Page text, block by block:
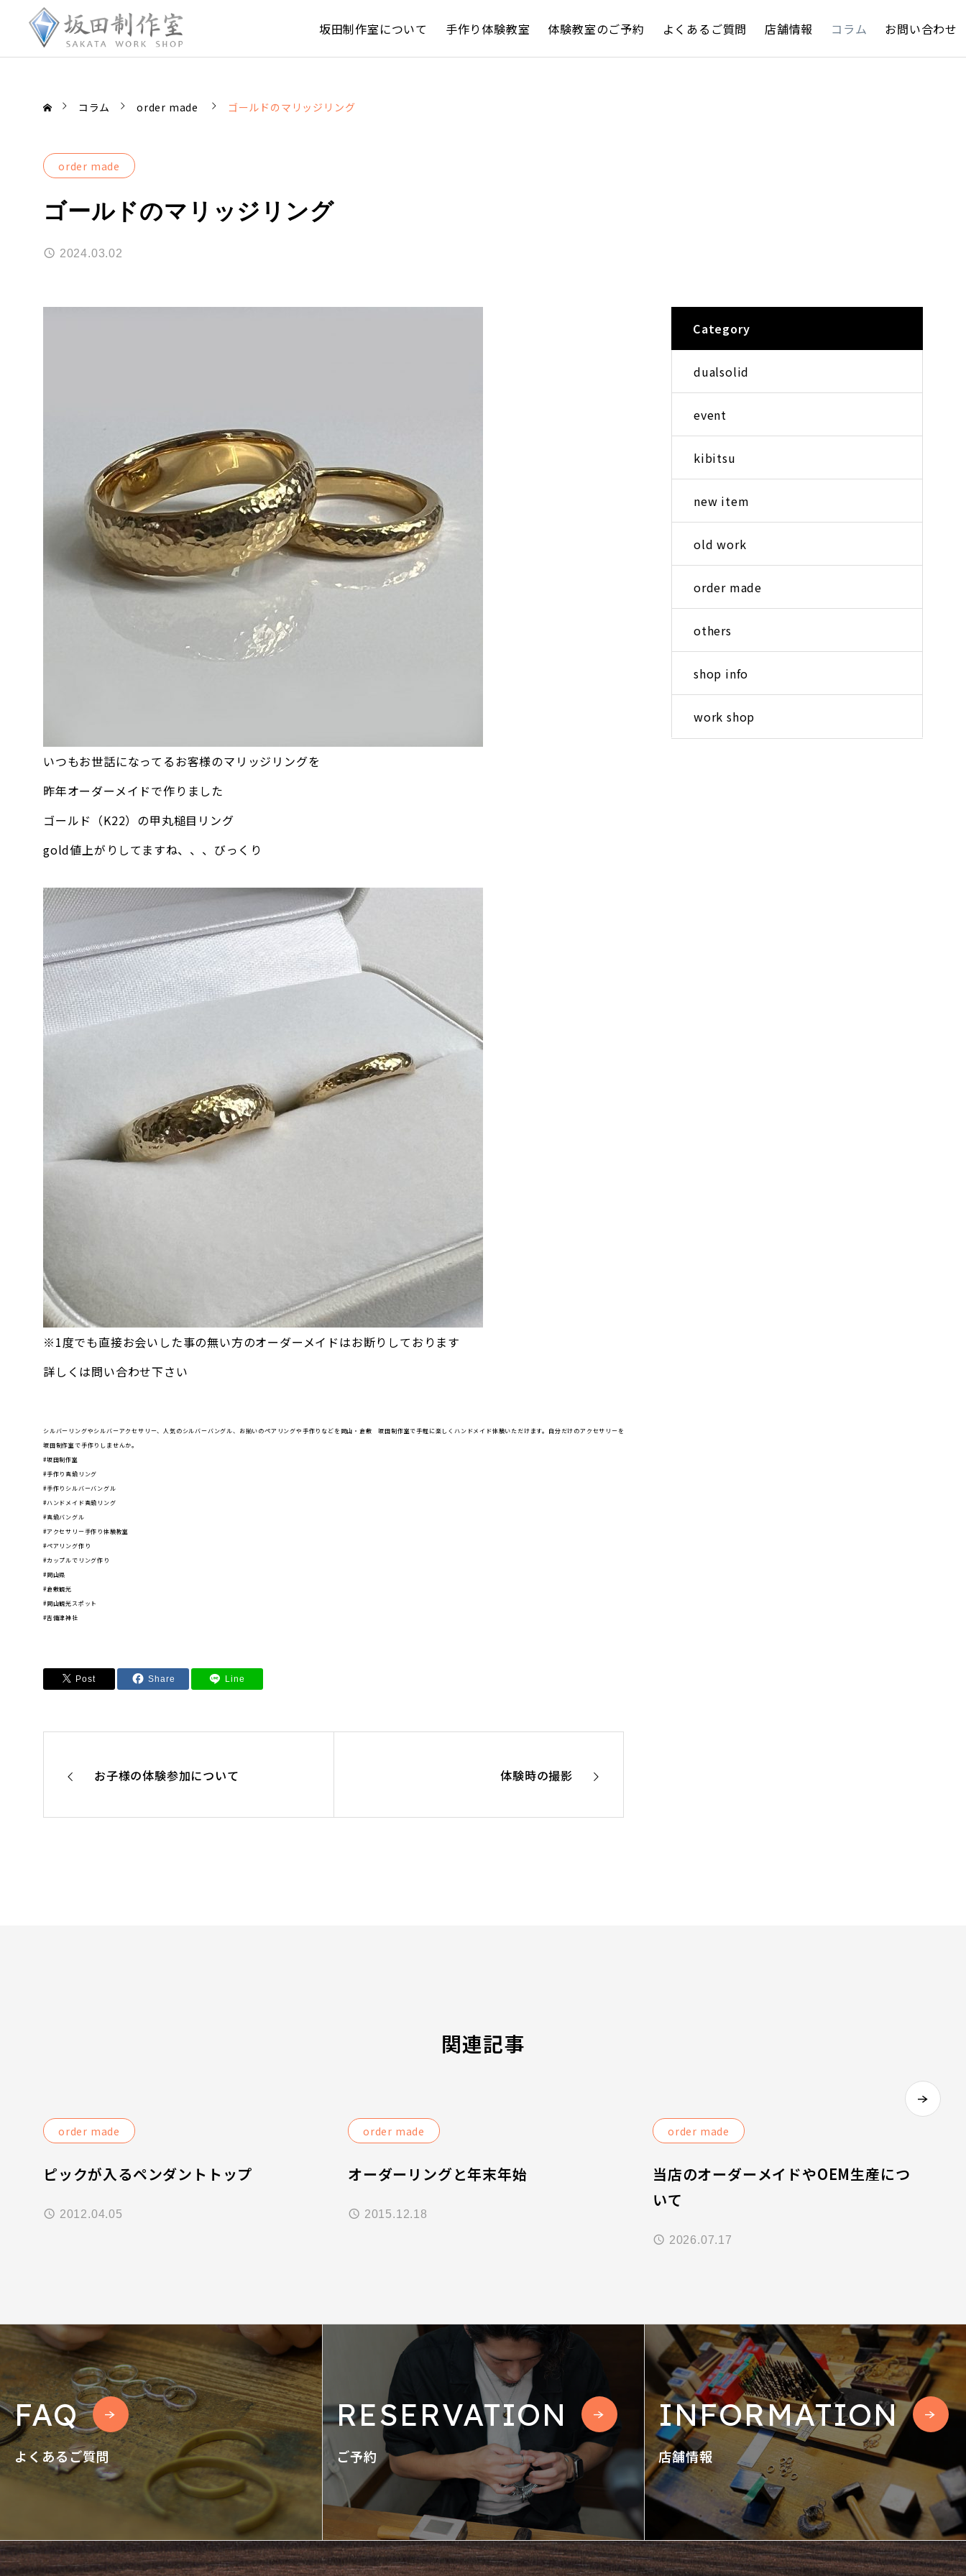
坂田制作室について 手作り体験教室 体験教室のご予約 よくあるご質問 店舗情報 コラム お問い合わせ
コラム order made ゴールドのマリッジリング
order made
ゴールドのマリッジリング
2024.03.02
いつもお世話になってるお客様のマリッジリングを
昨年オーダーメイドで作りました
ゴールド（K22）の甲丸槌目リング
gold値上がりしてますね、、、びっくり
※1度でも直接お会いした事の無い方のオーダーメイドはお断りしております
詳しくは問い合わせ下さい
シルバーリングやシルバーアクセサリー、人気のシルバーバングル、お揃いのペアリングや手作りなどを岡山・倉敷 坂田制作室で手軽に楽しくハンドメイド体験いただけます。自分だけのアクセサリーを
坂田制作室で手作りしませんか。
#坂田制作室
#手作り真鍮リング
#手作りシルバーバングル
#ハンドメイド真鍮リング
#真鍮バングル
#アクセサリー手作り体験教室
#ペアリング作り
#カップルでリング作り
#岡山県
#倉敷観光
#岡山観光スポット
#吉備津神社
Post Share Line
お子様の体験参加について 体験時の撮影
Category
dualsolid
event
kibitsu
new item
old work
order made
others
shop info
work shop
関連記事
order made
ピックが入るペンダントトップ
2012.04.05
order made
オーダーリングと年末年始
2015.12.18
order made
当店のオーダーメイドやOEM生産につ
いて
2026.07.17
FAQ
よくあるご質問
RESERVATION
ご予約
INFORMATION
店舗情報